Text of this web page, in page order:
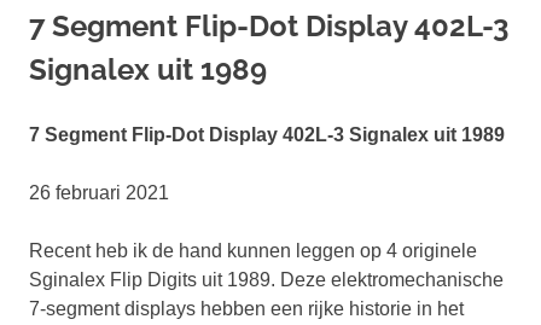
7 Segment Flip-Dot Display 402L-3
Signalex uit 1989
7 Segment Flip-Dot Display 402L-3 Signalex uit 1989
26 februari 2021
Recent heb ik de hand kunnen leggen op 4 originele
Sginalex Flip Digits uit 1989. Deze elektromechanische
7-segment displays hebben een rijke historie in het